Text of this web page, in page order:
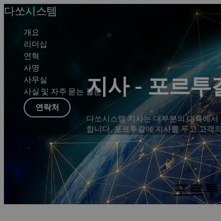
다쏘시스템
개요
리더십
연혁
사명
사무실
사실 및 자주 묻는 질문
연락처
지사 - 포르투
다쏘시스템 지사는 대부분의 대륙에
합니다. 포르투갈에 지사를 두고 고객
포르